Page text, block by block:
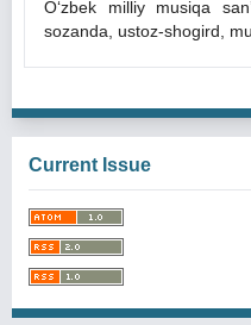
O‘zbek milliy musiqa
sozanda, ustoz-shogird,
Current Issue